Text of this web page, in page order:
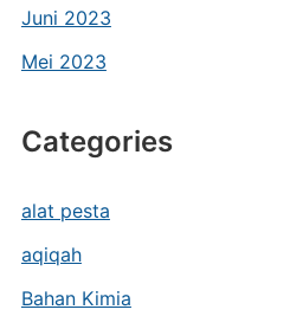
Juni 2023
Mei 2023
Categories
alat pesta
aqiqah
Bahan Kimia